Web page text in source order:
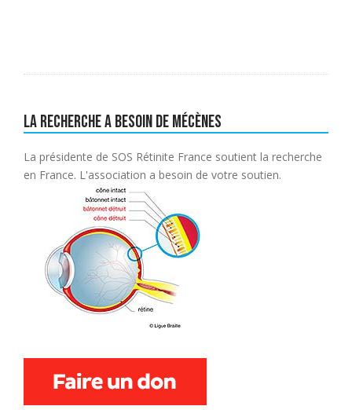
La recherche a besoin de mécènes
La présidente de SOS Rétinite France soutient la recherche
en France. L'association a besoin de votre soutien.